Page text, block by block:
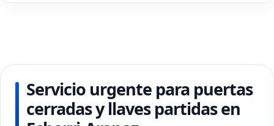
Servicio urgente para puertas
cerradas y llaves partidas en